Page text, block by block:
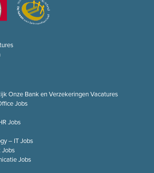
Onze Bank en Verzekeringen Vacatures
Jobs
Jobs
– IT Jobs
Jobs
Jobs